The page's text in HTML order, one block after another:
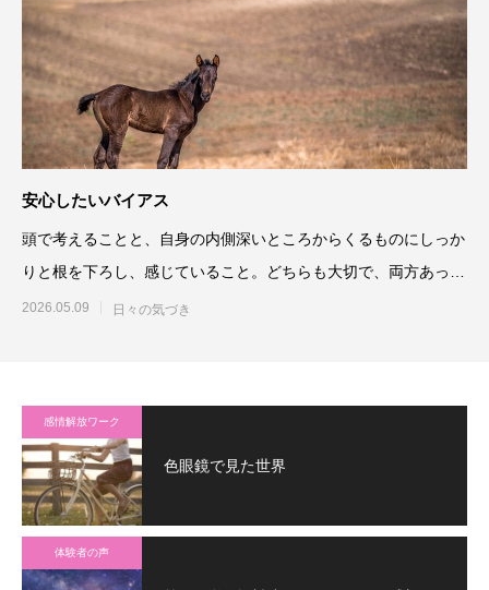
安心したいバイアス
頭で考えることと、自身の内側深いところからくるものにしっか
りと根を下ろし、感じていること。どちらも大切で、両方あって
初めてバランス
2026.05.09 日々の気づき
感情解放ワーク
色眼鏡で見た世界
体験者の声